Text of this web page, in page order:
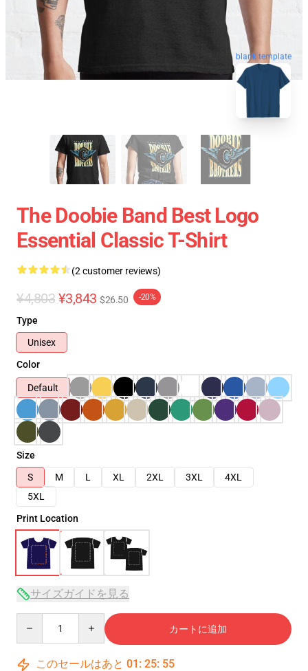
blank template
The Doobie Band Best Logo
Essential Classic T-Shirt
(2 customer reviews)
¥4,803 ¥3,843 $26.50 -20%
Type
Unisex
Color
Default
Size
S
M L XL 2XL 3XL
4XL
5XL
Print Location
サイズガイドを見る
カートに追加
このセールはあと 01 : 25: 54